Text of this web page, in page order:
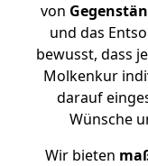
von
und das
bewusst, dass
Molkenkur
darauf
Wünsche
Wir bieten